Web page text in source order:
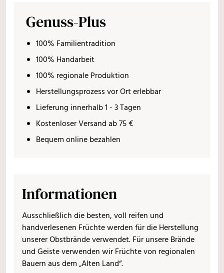
Genuss-Plus
100% Familientradition
100% Handarbeit
100% regionale Produktion
Herstellungsprozess vor Ort erlebbar
Lieferung innerhalb 1 - 3 Tagen
Kostenloser Versand ab 75 €
Bequem online bezahlen
Informationen
Ausschließlich die besten, voll reifen und
handverlesenen Früchte werden für die Herstellung
unserer Obstbrände verwendet. Für unsere Brände
und Geiste verwenden wir Früchte von regionalen
Bauern aus dem „Alten Land“.